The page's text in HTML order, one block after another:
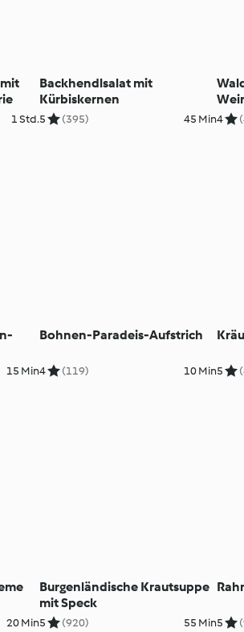
1 Std.
Backhendlsalat mit
Kürbiskernen
5 (395) 45 Min4
15 Min
Bohnen-Paradeis-Aufstrich
4 (119) 10 Min5
20 Min
Burgenländische Krautsuppe
mit Speck
5 (920) 55 Min5